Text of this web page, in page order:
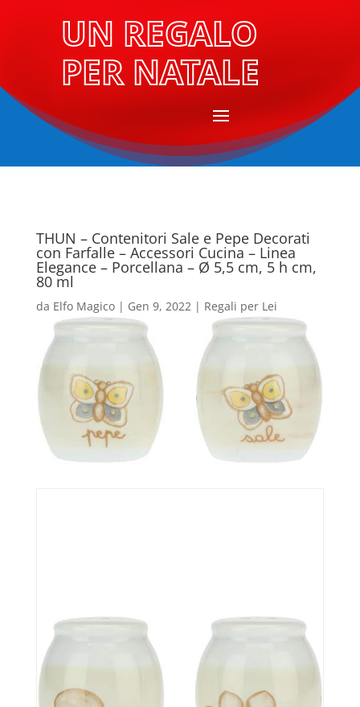
UN REGALO
PER NATALE
THUN – Contenitori Sale e Pepe Decorati
con Farfalle – Accessori Cucina – Linea
Elegance – Porcellana – Ø 5,5 cm, 5 h cm,
80 ml
da Elfo Magico| Gen 9, 2022| Regali per Lei